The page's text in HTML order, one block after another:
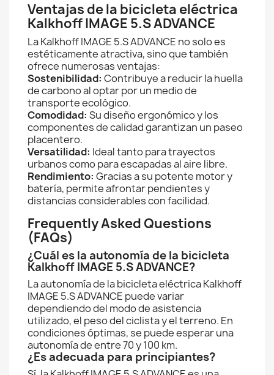
Ventajas de la bicicleta eléctrica
Kalkhoff IMAGE 5.S ADVANCE
La Kalkhoff IMAGE 5.S ADVANCE no solo es
estéticamente atractiva, sino que también
ofrece numerosas ventajas:
Sostenibilidad: Contribuye a reducir la huella
de carbono al optar por un medio de
transporte ecológico.
Comodidad: Su diseño ergonómico y los
componentes de calidad garantizan un paseo
placentero.
Versatilidad: Ideal tanto para trayectos
urbanos como para escapadas al aire libre.
Rendimiento: Gracias a su potente motor y
batería, permite afrontar pendientes y
distancias considerables con facilidad.
Frequently Asked Questions
(FAQs)
¿Cuál es la autonomía de la bicicleta
Kalkhoff IMAGE 5.S ADVANCE?
La autonomía de la bicicleta eléctrica Kalkhoff
IMAGE 5.S ADVANCE puede variar
dependiendo del modo de asistencia
utilizado, el peso del ciclista y el terreno. En
condiciones óptimas, se puede esperar una
autonomía de entre 70 y 100 km.
¿Es adecuada para principiantes?